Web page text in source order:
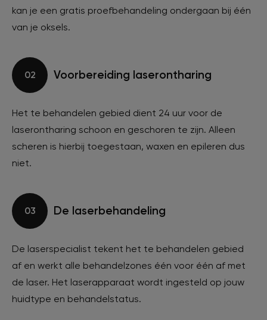
kan je een gratis proefbehandeling ondergaan bij één
van je oksels.
02 Voorbereiding laserontharing
Het te behandelen gebied dient 24 uur voor de
laserontharing schoon en geschoren te zijn. Alleen
scheren is hierbij toegestaan, waxen en epileren dus
niet.
03 De laserbehandeling
De laserspecialist tekent het te behandelen gebied
af en werkt alle behandelzones één voor één af met
de laser. Het laserapparaat wordt ingesteld op jouw
huidtype en behandelstatus.